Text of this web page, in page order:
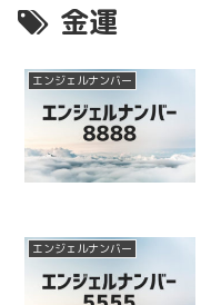
金運
エンジェルナンバー
エンジェルナンバー